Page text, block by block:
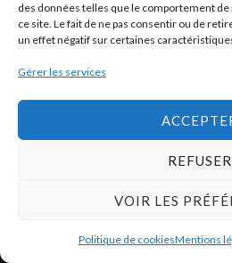
des données telles que le comportement de
ce site. Le fait de ne pas consentir ou de
un effet négatif sur certaines
Gérer les services
REFUSER
VOIR LES
Politique de cookiesMentions
JE M'ABONNE
Home Fashion News
Qui sommes-nous ?